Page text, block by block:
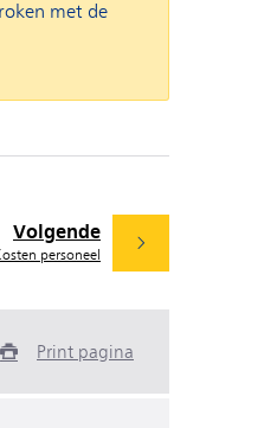
met de
Volgende
personeel
Print pagina